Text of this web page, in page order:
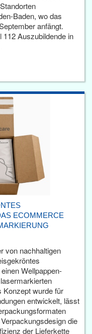
Baden, wo das
anfängt.
112 Auszubildende in
ECOMMERCE
von nachhaltigen
Wellpappen-
Konzept wurde für
entwickelt, lässt
die
der Lieferkette